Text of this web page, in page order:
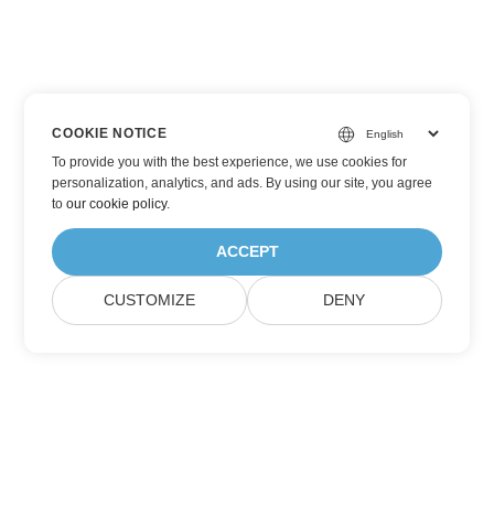
COOKIE NOTICE
To provide you with the best experience, we use cookies for
personalization, analytics, and ads. By using our site, you agree
toour cookie policy.
ACCEPT
CUSTOMIZE DENY